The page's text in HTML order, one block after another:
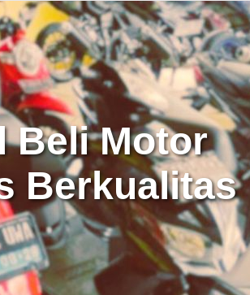
Beli Motor
Berkualitas